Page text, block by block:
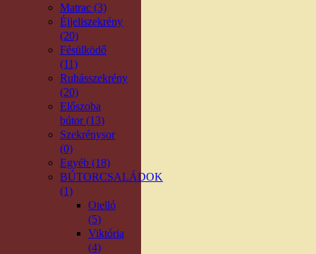
Matrac (3)
Éjjeliszekrény
(20)
Fésülködő
(11)
Ruhásszekrény
(20)
Előszoba
bútor (13)
Szekrénysor
(0)
Egyéb (18)
BÚTORCSALÁDOK
(1)
Otelló
(5)
Viktória
(4)